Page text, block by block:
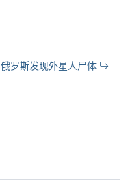
俄罗斯发现外星人尸体